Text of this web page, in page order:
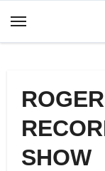
Inhalt
SHOW